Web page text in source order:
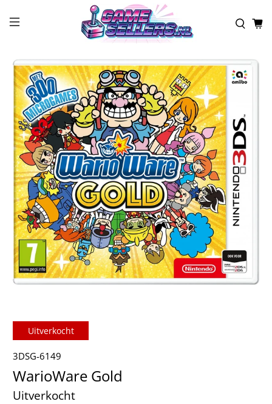
Uitverkocht
3DSG-6149
WarioWare Gold
Uitverkocht